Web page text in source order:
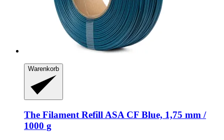
Warenkorb
The Filament Refill ASA CF Blue, 1,75 mm /
1000 g